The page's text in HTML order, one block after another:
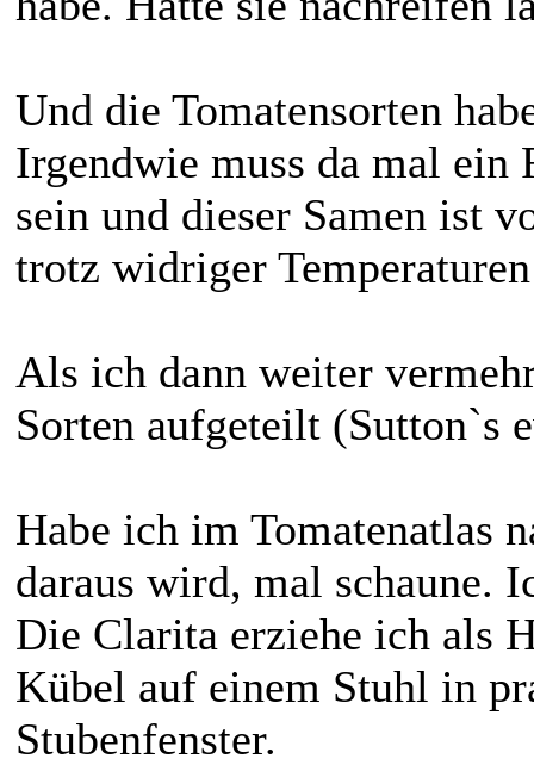
Und die Tomatensorten
Irgendwie muss da mal ein
sein und dieser Samen ist
trotz widriger
Als ich dann weiter
Sorten aufgeteilt (Sutton`s
Habe ich im Tomatenatlas
daraus wird, mal schaune.
Die Clarita erziehe ich als
Kübel auf einem Stuhl in
Stubenfenster.